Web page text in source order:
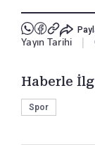
Yayın Tarihi
Haberle
Spor